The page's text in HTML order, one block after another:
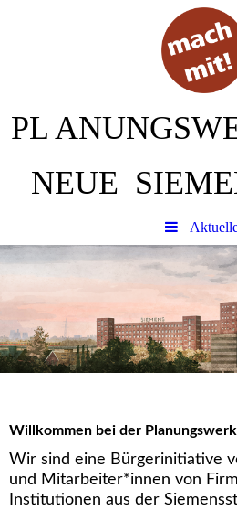
PL
NEUE
Willkommen bei der
Wir sind eine Bürgerinitiative
und Mitarbeiter*innen von
Institutionen aus der